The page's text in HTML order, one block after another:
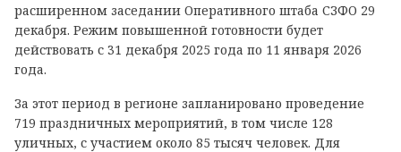
расширенном заседании Оперативного штаба СЗФО 29
декабря. Режим повышенной готовности будет
действовать с 31 декабря 2025 года по 11 января 2026
года.
За этот период в регионе запланировано проведение
719 праздничных мероприятий, в том числе 128
уличных, с участием около 85 тысяч человек. Для